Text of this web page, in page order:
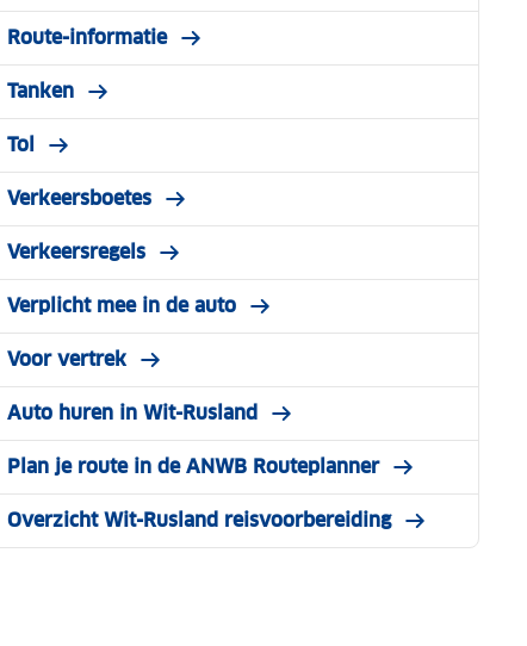
Route-informatie
Tanken
Tol
Verkeersboetes
Verkeersregels
Verplicht mee in de auto
Voor vertrek
Auto huren in Wit-Rusland
Plan je route in de ANWB Routeplanner
Overzicht Wit-Rusland reisvoorbereiding